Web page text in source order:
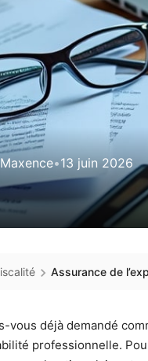
Maxence•13 juin 2026
Assurance de
vous déjà demandé
professionnelle.